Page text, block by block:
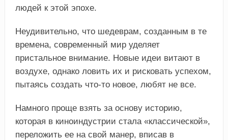
людей к этой эпохе.
Неудивительно, что шедеврам, созданным в те
времена, современный мир уделяет
пристальное внимание. Новые идеи витают в
воздухе, однако ловить их и рисковать успехом,
пытаясь создать что-то новое, любят не все.
Намного проще взять за основу историю,
которая в киноиндустрии стала «классической»,
переложить ее на свой манер, вписав в